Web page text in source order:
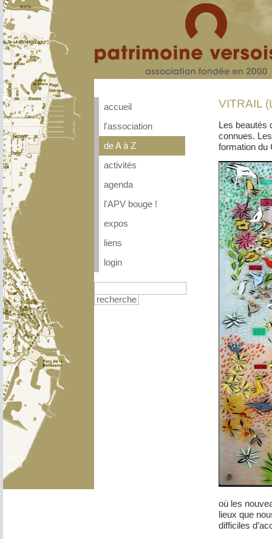
accueil
l'association
de A à Z
activités
agenda
l'APV bouge !
expos
liens
login
recherche
VITRAIL
Les beautés
connues.
formation du
où les
lieux que
difficiles